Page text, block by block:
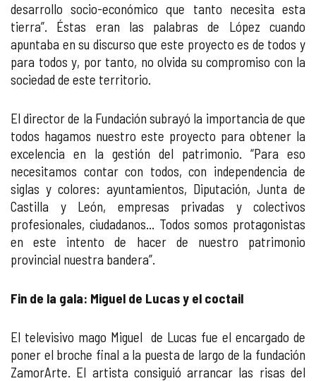
desarrollo socio-económico que tanto necesita esta
tierra”. Éstas eran las palabras de López cuando
apuntaba en su discurso que este proyecto es de todos y
para todos y, por tanto, no olvida su compromiso con la
sociedad de este territorio.
El director de la Fundación subrayó la importancia de que
todos hagamos nuestro este proyecto para obtener la
excelencia en la gestión del patrimonio. “Para eso
necesitamos contar con todos, con independencia de
siglas y colores: ayuntamientos, Diputación, Junta de
Castilla y León, empresas privadas y colectivos
profesionales, ciudadanos... Todos somos protagonistas
en este intento de hacer de nuestro patrimonio
provincial nuestra bandera”.
Fin de la gala: Miguel de Lucas y el coctail
El televisivo mago Miguel de Lucas fue el encargado de
poner el broche final a la puesta de largo de la fundación
ZamorArte. El artista consiguió arrancar las risas del